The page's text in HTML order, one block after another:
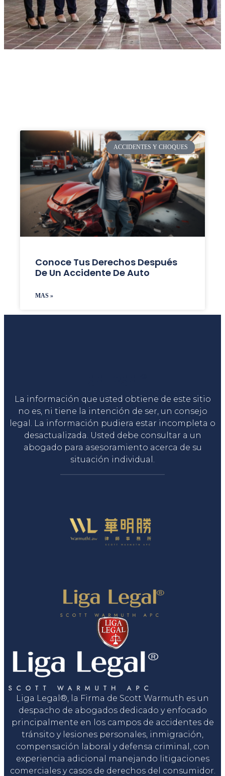
ACCIDENTES Y CHOQUES
Conoce Tus Derechos Después
De Un Accidente De Auto
MAS »
La información que usted obtiene de este sitio
no es, ni tiene la intención de ser, un consejo
legal. La información pudiera estar incompleta o
desactualizada. Usted debe consultar a un
abogado para asesoramiento acerca de su
situación individual.
Liga Legal®, la Firma de Scott Warmuth es un
despacho de abogados dedicado y enfocado
principalmente en los campos de accidentes de
tránsito y lesiones personales, inmigración,
compensación laboral y defensa criminal, con
experiencia adicional manejando litigaciones
comerciales y casos de derechos del consumidor.